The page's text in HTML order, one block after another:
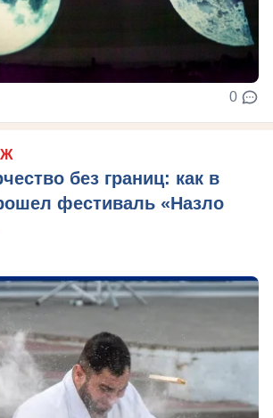
0
без границ: как в
фестиваль «Назло